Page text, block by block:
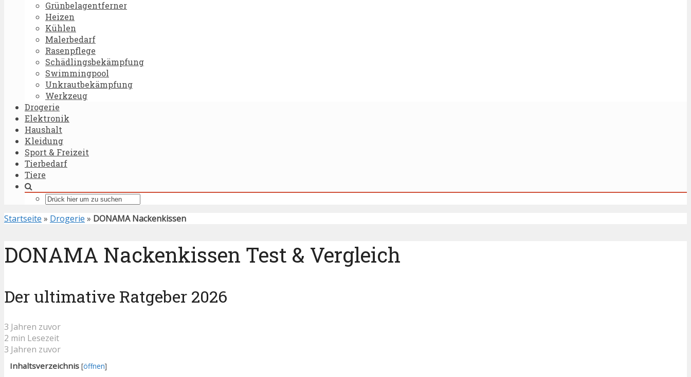
Grünbelagentferner
Heizen
Kühlen
Malerbedarf
Rasenpflege
Schädlingsbekämpfung
Swimmingpool
Unkrautbekämpfung
Werkzeug
Drogerie
Elektronik
Haushalt
Kleidung
Sport & Freizeit
Tierbedarf
Tiere
Startseite » Drogerie » DONAMA Nackenkissen
DONAMA Nackenkissen Test & Vergleich
Der ultimative Ratgeber 2026
3 Jahren zuvor
2 min Lesezeit
3 Jahren zuvor
Inhaltsverzeichnis [öffnen]